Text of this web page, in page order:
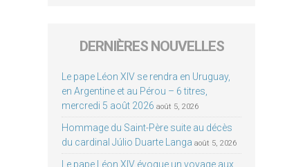
DERNIÈRES NOUVELLES
Le pape Léon XIV se rendra en Uruguay,
en Argentine et au Pérou – 6 titres,
mercredi 5 août 2026 août 5, 2026
Hommage du Saint-Père suite au décès
du cardinal Júlio Duarte Langa août 5, 2026
Le pape Léon XIV évoque un voyage aux